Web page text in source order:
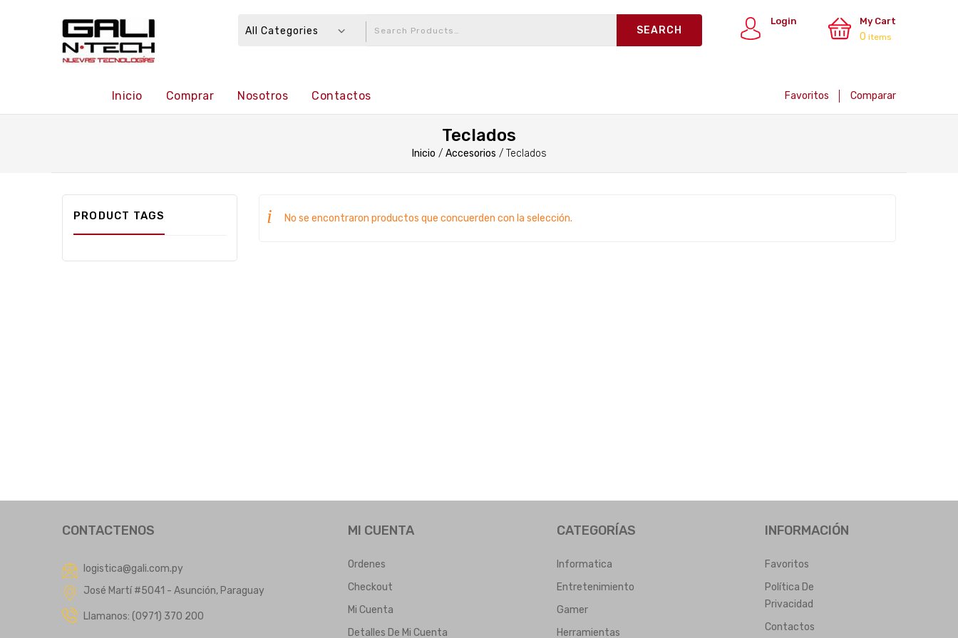
All Categories
Login
My Cart
0 items
Inicio Comprar Nosotros Contactos Favoritos Comparar
Teclados
Inicio / Accesorios / Teclados
PRODUCT TAGS No se encontraron productos que concuerden con la selección.
CONTACTENOS
logistica@gali.com.py
José Martí #5041 - Asunción, Paraguay
Llamanos: (0971) 370 200
MI CUENTA
Ordenes
Checkout
Mi Cuenta
Detalles De Mi Cuenta
CATEGORÍAS
Informatica
Entretenimiento
Gamer
Herramientas
INFORMACIÓN
Favoritos
Política De
Privacidad
Contactos